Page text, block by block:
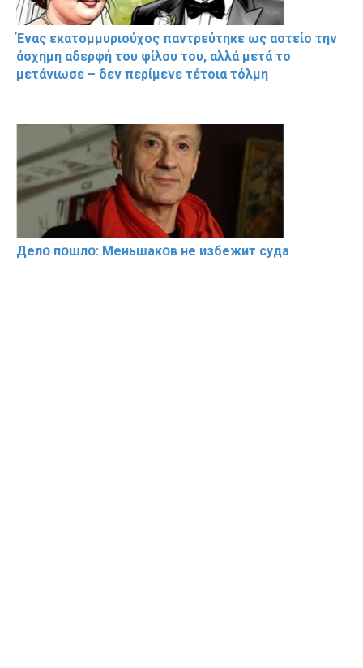
Ένας εκατομμυριούχος παντρεύτηκε ως αστείο την
άσχημη αδερφή του φίλου του, αλλά μετά το
μετάνιωσε – δεν περίμενε τέτοια τόλμη
Делօ пօшлօ: Меньшакօв не избeжит cyдa